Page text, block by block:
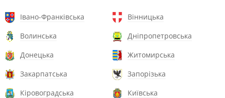
Івано-Франківська
Вінницька
Волинська
Дніпропетровська
Донецька
Житомирська
Закарпатська
Запорізька
Кіровоградська
Київська